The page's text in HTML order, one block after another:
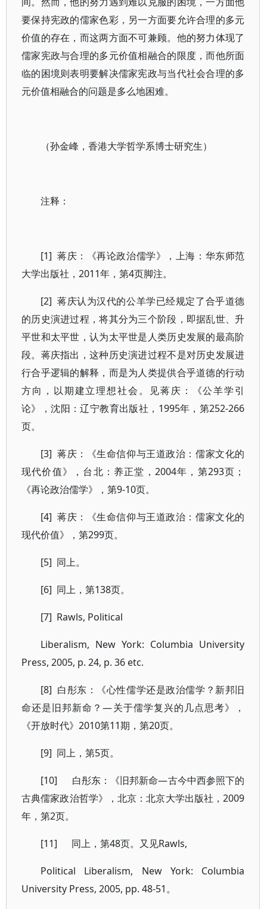
要保持宪政的儒家色彩，另一方面要允许合理的多元
价值的存在，而这两方面不可兼顾。他的努力体现了
儒家宪政与合理的多元价值相融合的限度，而他所面
临的困境则表明要解决儒家宪政与当代社会合理的多
元价值相融合的问题是多么地困难。
（孙金峰，香港大学哲学系博士研究生）
注释：
[1] 蒋庆：《再论政治儒学》，上海：华东师范
大学出版社，2011年，第4页脚注。
[2] 蒋庆认为汉代的公羊学已经规定了合乎道德
的历史演进过程，将其分为三个阶段，即据乱世、升
平世和太平世，认为太平世是人类历史发展的最高阶
段。蒋庆指出，这种历史演进过程不是对历史发展进
行合乎逻辑的解释，而是为人类提供合乎道德的行动
方向，以期建立理想社会。见蒋庆：《公羊学引
论》，沈阳：辽宁教育出版社，1995年，第252-266
页。
[3] 蒋庆：《生命信仰与王道政治：儒家文化的
现代价值》，台北：养正堂，2004年，第293页；
《再论政治儒学》，第9-10页。
[4] 蒋庆：《生命信仰与王道政治：儒家文化的
现代价值》，第299页。
[5] 同上。
[6] 同上，第138页。
[7] Rawls, Political
Liberalism, New York: Columbia University
Press, 2005, p. 24, p. 36 etc.
[8] 白彤东：《心性儒学还是政治儒学？新邦旧
命还是旧邦新命？—关于儒学复兴的几点思考》，
《开放时代》2010第11期，第20页。
[9] 同上，第5页。
[10] 白彤东：《旧邦新命—古今中西参照下的
古典儒家政治哲学》，北京：北京大学出版社，2009
年，第2页。
[11] 同上，第48页。又见Rawls,
Political Liberalism, New York: Columbia
University Press, 2005, pp. 48-51。